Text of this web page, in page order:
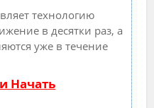
технологию
в десятки раз, а
уже в течение
Начать